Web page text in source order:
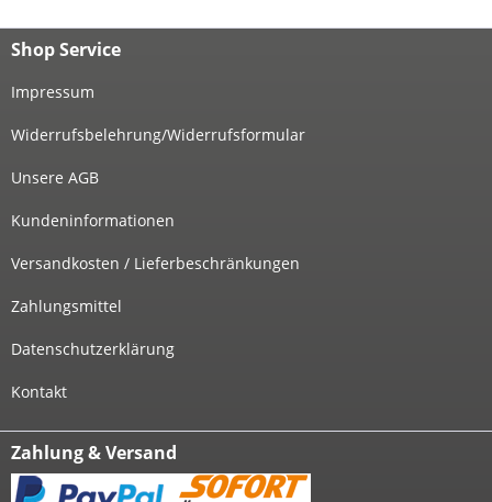
Shop Service
Impressum
Widerrufsbelehrung/Widerrufsformular
Unsere AGB
Kundeninformationen
Versandkosten / Lieferbeschränkungen
Zahlungsmittel
Datenschutzerklärung
Kontakt
Zahlung & Versand